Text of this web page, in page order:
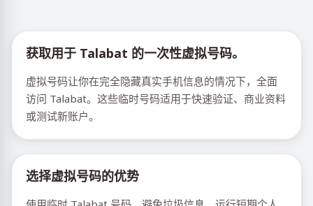
获取用于 Talabat 的一次性虚拟号码。
虚拟号码让你在完全隐藏真实手机信息的情况下，全面
访问 Talabat。这些临时号码适用于快速验证、商业资料
或测试新账户。
选择虚拟号码的优势